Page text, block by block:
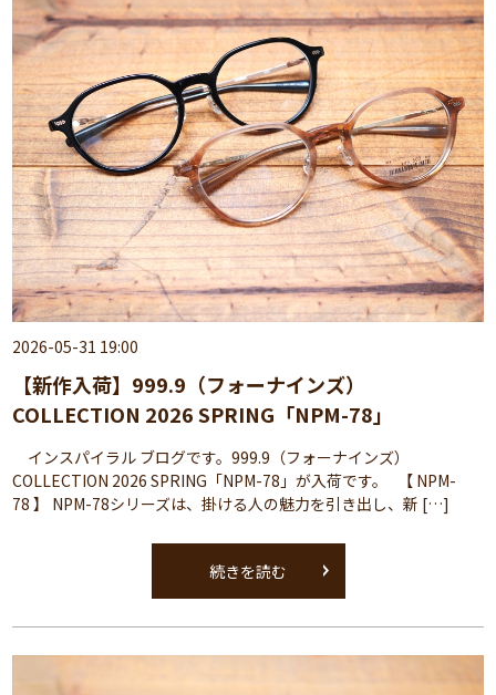
2026-05-31 19:00
【新作入荷】999.9（フォーナインズ）
COLLECTION 2026 SPRING「NPM-78」
インスパイラル ブログです。999.9（フォーナインズ）
COLLECTION 2026 SPRING「NPM-78」が入荷です。 【 NPM-
78 】 NPM-78シリーズは、掛ける人の魅力を引き出し、新 […]
続きを読む